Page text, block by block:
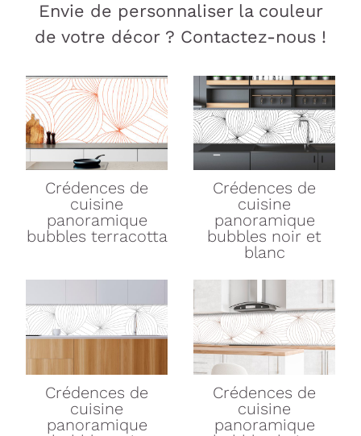
Envie de personnaliser la couleur
de votre décor ? Contactez-nous !
Crédences de
cuisine
panoramique
bubbles terracotta
Crédences de
cuisine
panoramique
bubbles noir et
blanc
Crédences de
cuisine
panoramique
Crédences de
cuisine
panoramique